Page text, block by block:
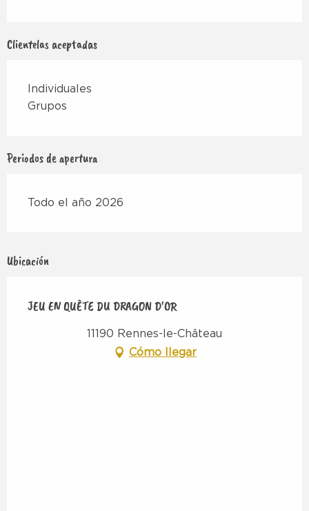
Clientelas aceptadas
Individuales
Grupos
Periodos de apertura
Todo el año 2026
Ubicación
JEU EN QUÊTE DU DRAGON D'OR
11190 Rennes-le-Château
Cómo llegar